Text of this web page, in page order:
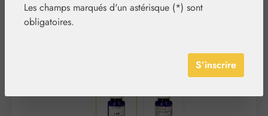
Les champs marqués d'un astérisque (*) sont
obligatoires.
S’inscrire